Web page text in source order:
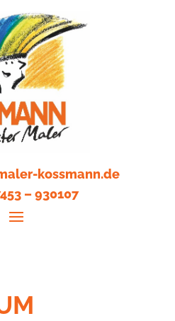
kossmann.de
– 930107